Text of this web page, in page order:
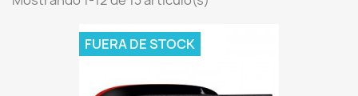
FUERA DE STOCK